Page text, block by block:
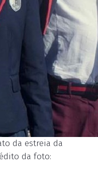
da estreia da
da foto: